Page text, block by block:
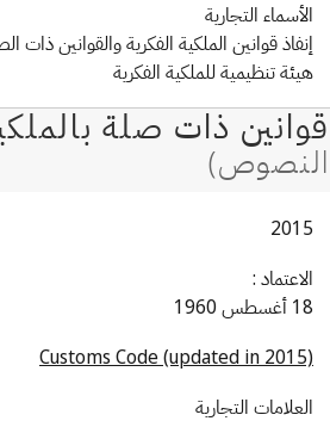
التجارية
قوانين الملكية الفكرية والقوانين ذات الصلة
تنظيمية للملكية الفكرية
:
Customs Code (updated in
التجارية